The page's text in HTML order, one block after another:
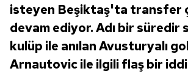
isteyen Beşiktaş'ta transfer
devam ediyor. Adı bir süredir
kulüp ile anılan Avusturyalı
Arnautovic ile ilgili flaş bir